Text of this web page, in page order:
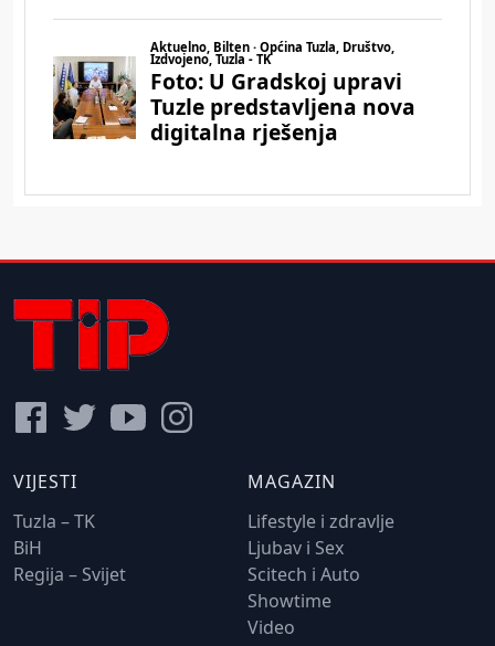
VIJESTI
Tuzla – TK
BiH
Regija – Svijet
MAGAZIN
Lifestyle i zdravlje
Ljubav i Sex
Scitech i Auto
Showtime
Video